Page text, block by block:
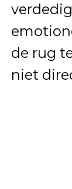
de rug
niet